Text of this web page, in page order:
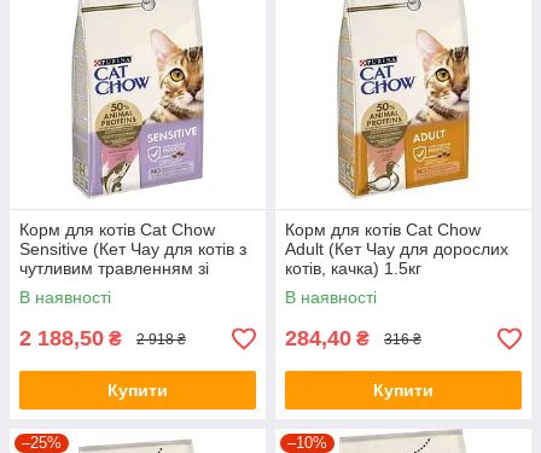
Корм для котів Cat Chow
Sensitive (Кет Чау для котів з
чутливим травленням зі
смаком лосося) 15кг
В наявності
2 188,50 ₴ 2 918 ₴
Купити
Корм для котів Cat Chow
Adult (Кет Чау для дорослих
котів, качка) 1.5кг
В наявності
284,40 ₴ 316 ₴
Купити
–25% –10%